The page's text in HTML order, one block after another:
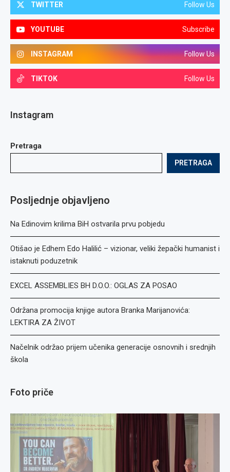
TWITTER Follow Us
YOUTUBE Subscribe
INSTAGRAM Follow Us
TIKTOK Follow Us
Instagram
Pretraga
PRETRAGA
Posljednje objavljeno
Na Edinovim krilima BiH ostvarila prvu pobjedu
Otišao je Edhem Edo Halilić – vizionar, veliki žepački humanist i
istaknuti poduzetnik
EXCEL ASSEMBLIES BH D.O.O.: OGLAS ZA POSAO
Održana promocija knjige autora Branka Marijanovića:
LEKTIRA ZA ŽIVOT
Načelnik održao prijem učenika generacije osnovnih i srednjih
škola
Foto priče